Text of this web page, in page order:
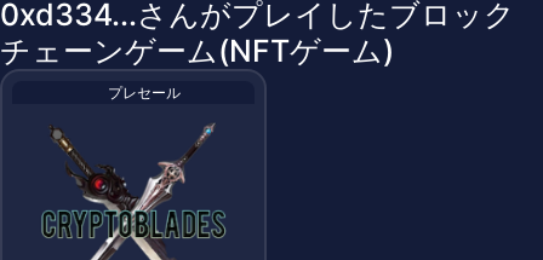
0xd334...さんがプレイしたブロック
チェーンゲーム(NFTゲーム)
プレセール